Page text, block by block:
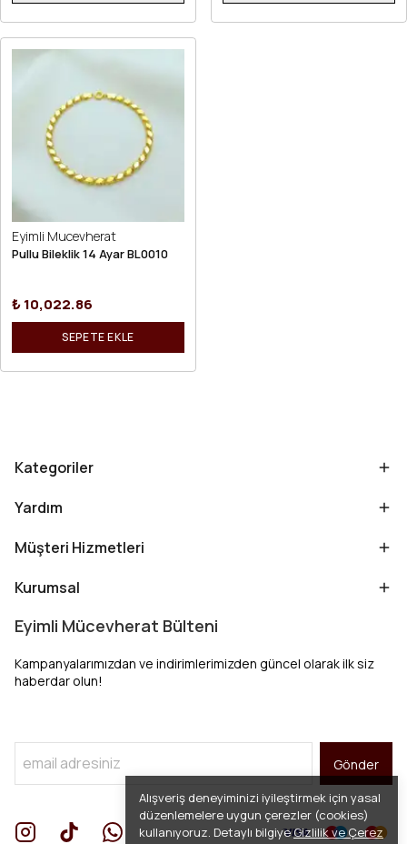
Alışveriş deneyiminizi iyileştirmek için yasal
düzenlemelere uygun çerezler (cookies)
kullanıyoruz. Detaylı bilgiyeGizlilik ve Çerez
Eyimli Mucevherat
Pullu Bileklik 14 Ayar BL0010
₺ 10,022.86
SEPETE EKLE
Kategoriler
Yardım
Müşteri Hizmetleri
Kurumsal
Eyimli Mücevherat Bülteni
Kampanyalarımızdan ve indirimlerimizden güncel olarak ilk siz
haberdar olun!
Gönder